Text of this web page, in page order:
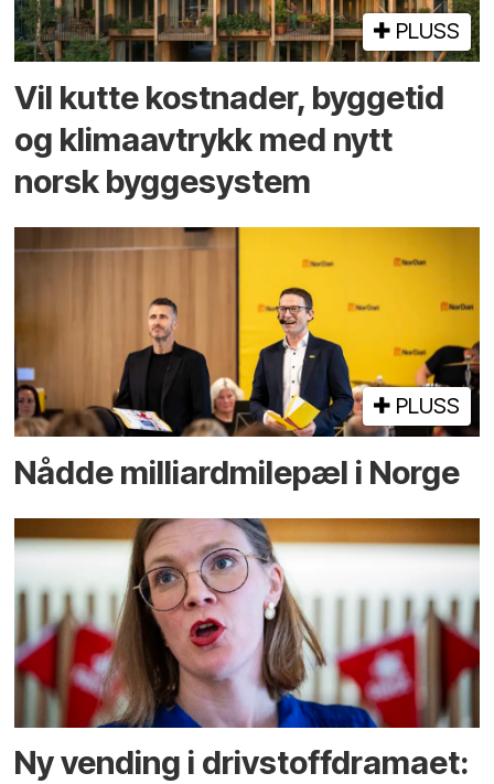
PLUSS
Vil kutte kostnader, byggetid
og klima­avtrykk med nytt
norsk bygge­system
PLUSS
Nådde milliard­­milepæl i Norge
Ny vending i drivstoffdramaet: